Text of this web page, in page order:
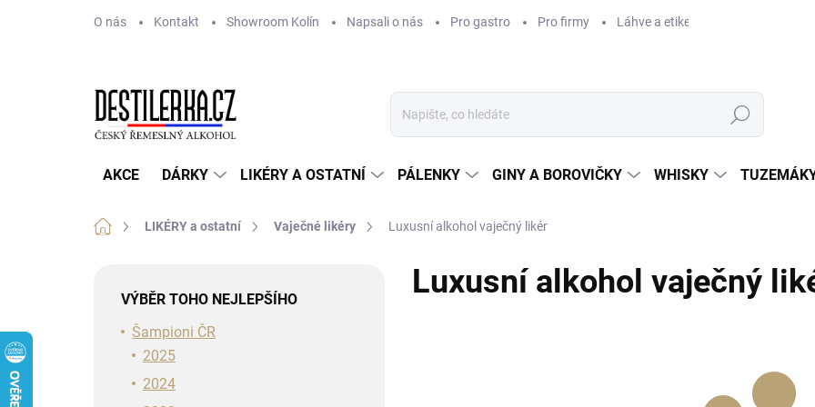
O nás Kontakt Showroom Kolín Napsali o nás Pro gastro Pro firmy Láhve a etikety na míru
Hledat
AKCE DÁRKY LIKÉRY A OSTATNÍ PÁLENKY GINY A BOROVIČKY WHISKY
Domů LIKÉRY a ostatní Vaječné likéry Luxusní alkohol vaječný likér
VÝBĚR TOHO NEJLEPŠÍHO
Šampioni ČR
2025
2024
Luxusní alkohol vaječný